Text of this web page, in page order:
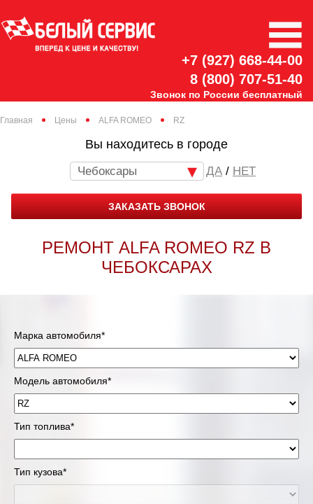
+7 (927) 668-44-00
8 (800) 707-51-40
Звонок по России бесплатный
Главная Цены ALFA ROMEO RZ
Вы находитесь в городе
Чебоксары / НЕТ
ЗАКАЗАТЬ ЗВОНОК
РЕМОНТ ALFA ROMEO RZ В
ЧЕБОКСАРАХ
Марка автомобиля*
Модель автомобиля*
Тип топлива*
Тип кузова*